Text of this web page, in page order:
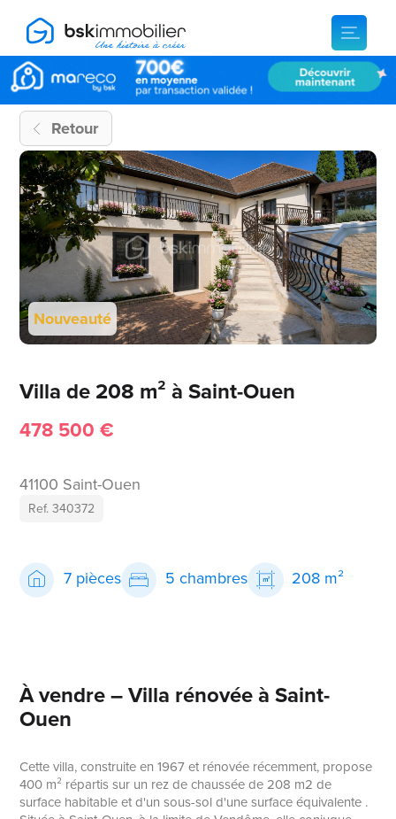
Retour
Nouveauté
Villa de 208 m² à Saint-Ouen
478 500 €
41100 Saint-Ouen
Ref. 340372
7 pièces 5 chambres 208 m²
À vendre – Villa rénovée à Saint-
Ouen
Cette villa, construite en 1967 et rénovée récemment, propose
400 m² répartis sur un rez de chaussée de 208 m2 de
surface habitable et d'un sous-sol d'une surface équivalente .